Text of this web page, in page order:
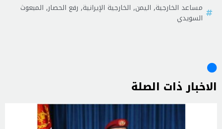
مساعد الخارجية, اليمن, الخارجية الإيرانية, رفع الحصار, المبعوث
السويدي
الاخبار ذات الصلة